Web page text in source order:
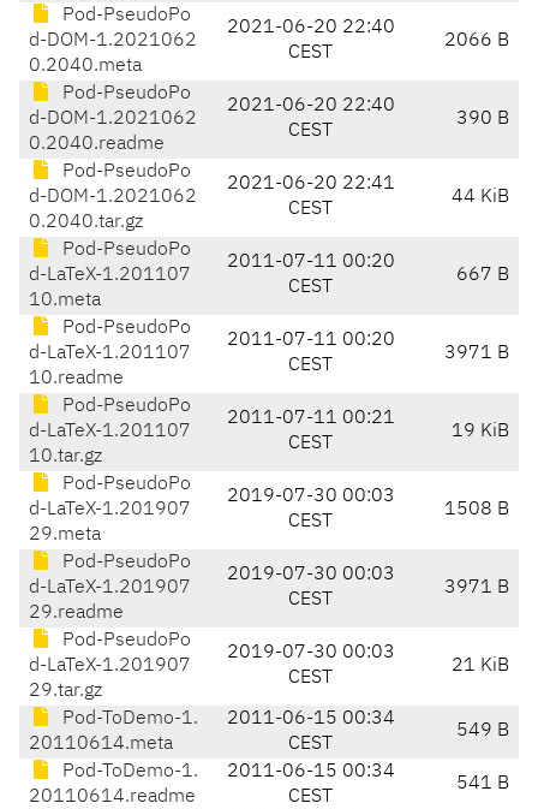
Pod-PseudoPo
d-DOM-1.2021062
0.2040.meta
2021-06-20 22:40
CEST
2066 B
Pod-PseudoPo
d-DOM-1.2021062
0.2040.readme
2021-06-20 22:40
CEST
390 B
Pod-PseudoPo
d-DOM-1.2021062
0.2040.tar.gz
2021-06-20 22:41
CEST
44 KiB
Pod-PseudoPo
d-LaTeX-1.201107
10.meta
2011-07-11 00:20
CEST
667 B
Pod-PseudoPo
d-LaTeX-1.201107
10.readme
2011-07-11 00:20
CEST
3971 B
Pod-PseudoPo
d-LaTeX-1.201107
10.tar.gz
2011-07-11 00:21
CEST
19 KiB
Pod-PseudoPo
d-LaTeX-1.201907
29.meta
2019-07-30 00:03
CEST
1508 B
Pod-PseudoPo
d-LaTeX-1.201907
29.readme
2019-07-30 00:03
CEST
3971 B
Pod-PseudoPo
d-LaTeX-1.201907
29.tar.gz
2019-07-30 00:03
CEST
21 KiB
Pod-ToDemo-1.
20110614.meta
2011-06-15 00:34
CEST
549 B
Pod-ToDemo-1.
20110614.readme
2011-06-15 00:34
CEST
541 B